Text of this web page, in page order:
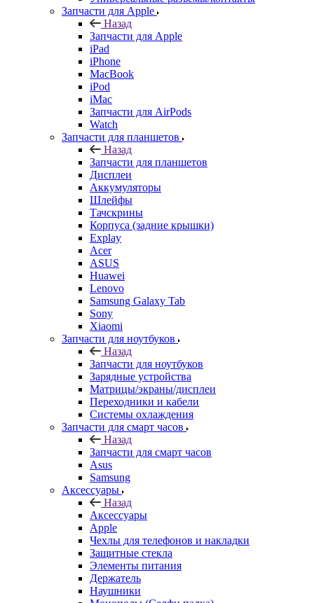
Запчасти для Apple
Назад
Запчасти для Apple
iPad
iPhone
MacBook
iPod
iMac
Запчасти для AirPods
Watch
Запчасти для планшетов
Назад
Запчасти для планшетов
Дисплеи
Аккумуляторы
Шлейфы
Тачскрины
Корпуса (задние крышки)
Explay
Acer
ASUS
Huawei
Lenovo
Samsung Galaxy Tab
Sony
Xiaomi
Запчасти для ноутбуков
Назад
Запчасти для ноутбуков
Зарядные устройства
Матрицы/экраны/дисплеи
Переходники и кабели
Системы охлаждения
Запчасти для смарт часов
Назад
Запчасти для смарт часов
Asus
Samsung
Аксессуары
Назад
Аксессуары
Apple
Чехлы для телефонов и накладки
Защитные стекла
Элементы питания
Держатель
Наушники